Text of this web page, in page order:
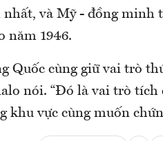
và Mỹ - đồng minh
năm 1946.
Quốc cùng giữ vai trò
nói. “Đó là vai trò tích
khu vực cùng muốn